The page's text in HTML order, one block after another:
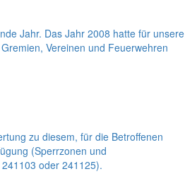
Jahr. Das Jahr 2008 hatte für unsere
Vereinen und Feuerwehren
zu diesem, für die Betroffenen
(Sperrzonen und
oder 241125).